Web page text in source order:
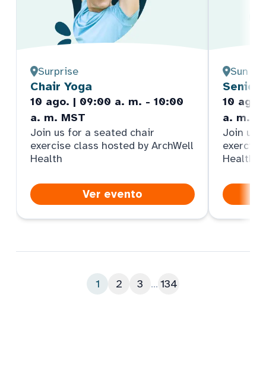
Surprise
Chair Yoga
10 ago. | 09:00 a. m. - 10:00
a. m. MST
Join us for a seated chair
exercise class hosted by ArchWell
Health
Ver evento
Sun
Senior
10
a. m.
Join us
Health
1 2 3 ... 134